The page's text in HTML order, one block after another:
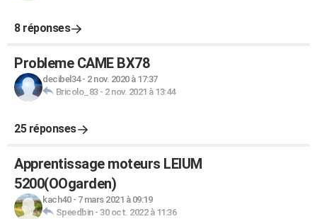
8 réponses
Probleme CAME BX78
decibel34- 2 nov. 2020 à 17:37
Bricolo_83- 2 nov. 2021 à 13:44
25 réponses
Apprentissage moteurs LEIUM
5200(OOgarden)
kach40- 7 mars 2021 à 09:19
Speedbin- 30 oct. 2022 à 11:36